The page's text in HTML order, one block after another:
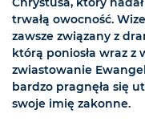
trwałą owocność.
zawsze związany z
którą poniosła wraz z
zwiastowanie
bardzo pragnęła się
swoje imię zakonne.